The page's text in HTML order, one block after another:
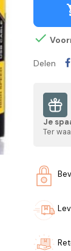

Delen
Je
Ter